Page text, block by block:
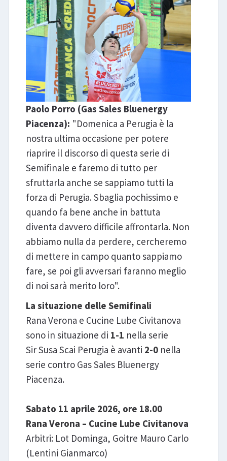
Paolo Porro (Gas Sales Bluenergy
Piacenza): "Domenica a Perugia è la
nostra ultima occasione per potere
riaprire il discorso di questa serie di
Semifinale e faremo di tutto per
sfruttarla anche se sappiamo tutti la
forza di Perugia. Sbaglia pochissimo e
quando fa bene anche in battuta
diventa davvero difficile affrontarla. Non
abbiamo nulla da perdere, cercheremo
di mettere in campo quanto sappiamo
fare, se poi gli avversari faranno meglio
di noi sarà merito loro".
La situazione delle Semifinali
Rana Verona e Cucine Lube Civitanova
sono in situazione di 1-1 nella serie
Sir Susa Scai Perugia è avanti 2-0nella
serie contro Gas Sales Bluenergy
Piacenza.
Sabato 11 aprile 2026, ore 18.00
Rana Verona – Cucine Lube Civitanova
Arbitri: Lot Dominga, Goitre Mauro Carlo
(Lentini Gianmarco)